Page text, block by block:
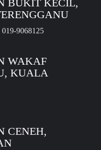
BUKIT KECIL,
9068125
WAKAF
KUALA
CENEH,